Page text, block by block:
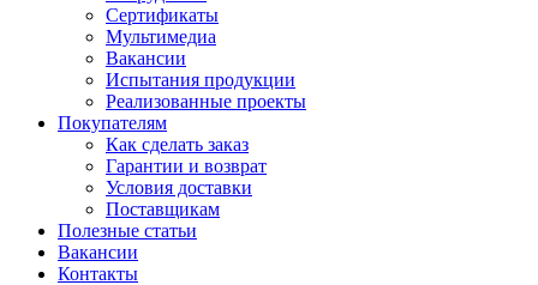
Сертификаты
Мультимедиа
Вакансии
Испытания продукции
Реализованные проекты
Покупателям
Как сделать заказ
Гарантии и возврат
Условия доставки
Поставщикам
Полезные статьи
Вакансии
Контакты